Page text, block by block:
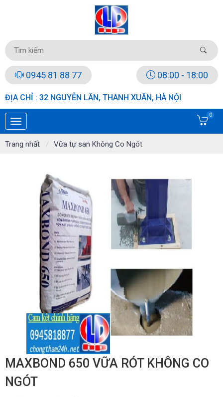
0945 81 88 77 08:00 - 18:00
ĐỊA CHỈ : 32 NGUYỄN LÂN, THANH XUÂN, HÀ NỘI
0
Trang nhất Vữa tự san Không Co Ngót
MAXBOND 650 VỮA RÓT KHÔNG CO
NGÓT